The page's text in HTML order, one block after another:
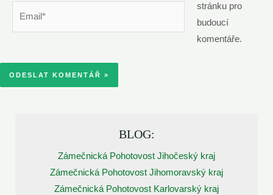
stránku pro
budoucí
komentáře.
BLOG:
Zámečnická Pohotovost Jihočeský kraj
Zámečnická Pohotovost Jihomoravský kraj
Zámečnická Pohotovost Karlovarský kraj